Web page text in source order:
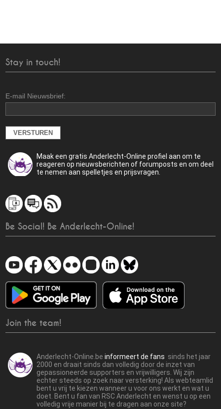
Stay in touch!
E-mail Nieuwsbrief:
Maak een gratis Anderlecht-Online profiel aan om te
reageren op nieuwsberichten of forumposts en om deel
te nemen aan spelletjes en prijsvragen.
Be Social! Be Anderlecht-Online!
Join the team!
Anderlecht-Online.beinformeert de fans sinds het jaar
2000 en draait sinds dan volledig door de inzet van
gepassioneerde supporters en vrijwilligers. Wij zijn
echter steeds op zoek naar versterking! Als webteamlid
bent u vrij te kiezen wanneer u voor ons werkt en wat u
doet. Bent u fan van RSC Anderlecht en wenst u op een
volledig vrije manier bij te dragen aan onze site?